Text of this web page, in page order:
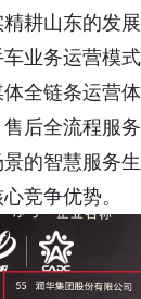
耕山东的发
业务运营模
全链条运营
后全流程服
的智慧服务
竞争优势。